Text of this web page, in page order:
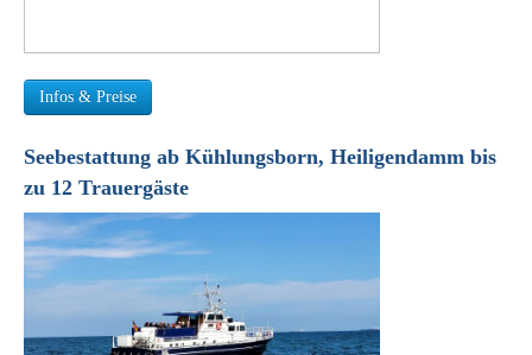
Infos & Preise
Seebestattung ab Kühlungsborn, Heiligendamm bis
zu 12 Trauergäste